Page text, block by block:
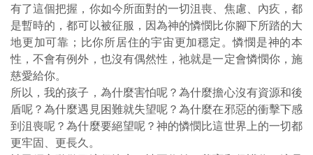
有了這個把握，你如今所面對的一切沮喪、焦慮、內疚，都
是暫時的，都可以被征服，因為神的憐憫比你腳下所踏的大
地更加可靠；比你所居住的宇宙更加穩定。憐憫是神的本
性，不會有例外，也沒有偶然性，祂就是一定會憐憫你，施
慈愛給你。
所以，我的孩子，為什麼害怕呢？為什麼擔心沒有資源和後
盾呢？為什麼遇見困難就失望呢？為什麼在邪惡的衝擊下感
到沮喪呢？為什麼要絕望呢？神的憐憫比這世界上的一切都
更牢固、更長久。